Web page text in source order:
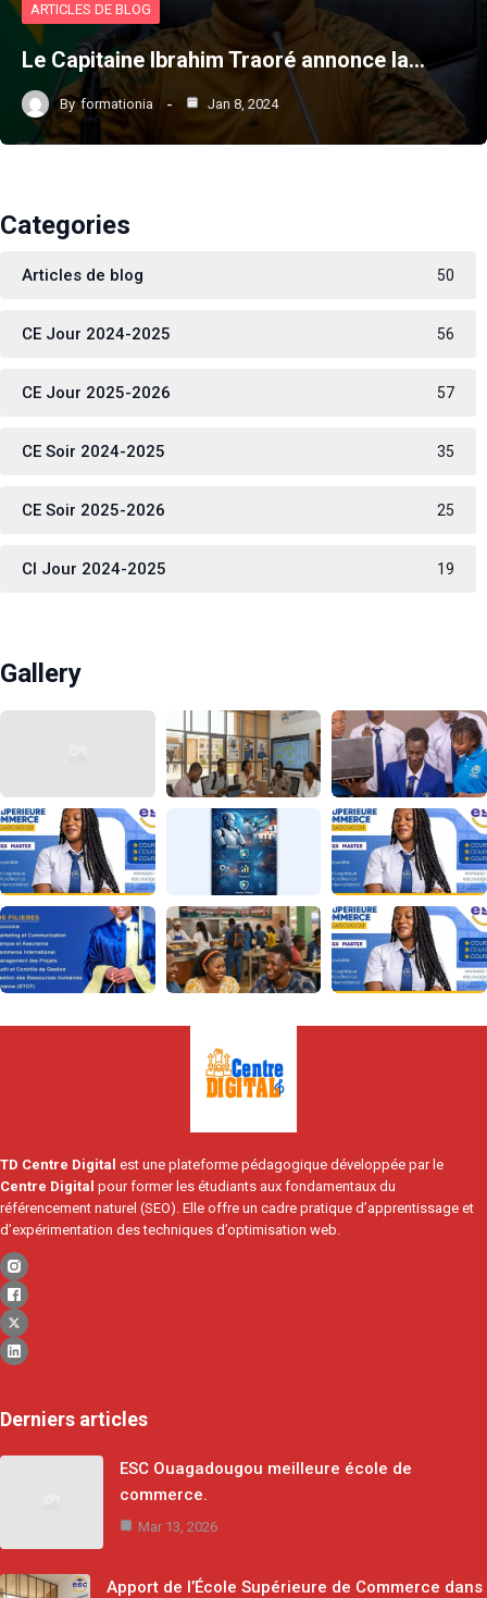
ARTICLES DE BLOG
Le Capitaine Ibrahim Traoré annonce la…
By formationia Jan 8, 2024
Categories
Articles de blog 50
CE Jour 2024-2025 56
CE Jour 2025-2026 57
CE Soir 2024-2025 35
CE Soir 2025-2026 25
CI Jour 2024-2025 19
Gallery
TD Centre Digital est une plateforme pédagogique développée par le
Centre Digital pour former les étudiants aux fondamentaux du
référencement naturel (SEO). Elle offre un cadre pratique d’apprentissage et
d’expérimentation des techniques d’optimisation web.
Derniers articles
ESC Ouagadougou meilleure école de
commerce.
Mar 13, 2026
Apport de l’École Supérieure de Commerce dans